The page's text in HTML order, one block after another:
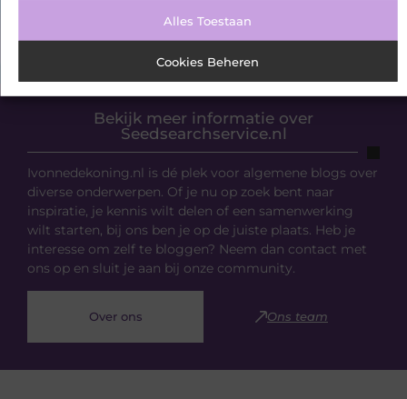
Alles Toestaan
Cookies Beheren
Bekijk meer informatie over
Seedsearchservice.nl
Ivonnedekoning.nl is dé plek voor algemene blogs over
diverse onderwerpen. Of je nu op zoek bent naar
inspiratie, je kennis wilt delen of een samenwerking
wilt starten, bij ons ben je op de juiste plaats. Heb je
interesse om zelf te bloggen? Neem dan contact met
ons op en sluit je aan bij onze community.
Over ons Ons team